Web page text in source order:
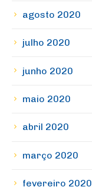
agosto 2020
julho 2020
junho 2020
maio 2020
abril 2020
março 2020
fevereiro 2020